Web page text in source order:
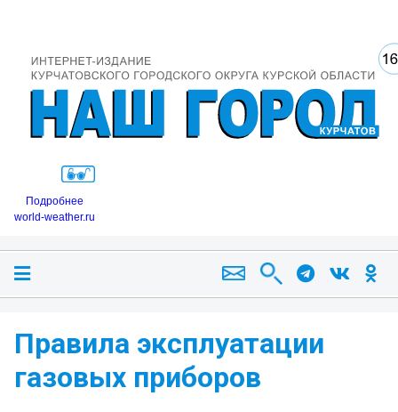
Подробнее
world-weather.ru
Правила эксплуатации
газовых приборов